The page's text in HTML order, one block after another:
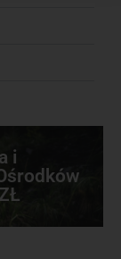
i